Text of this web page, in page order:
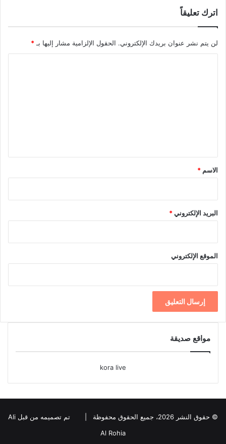
اترك تعليقاً
لن يتم نشر عنوان بريدك الإلكتروني. الحقول الإلزامية مشار إليها بـ *
*
الاسم *
البريد الإلكتروني*
الموقع الإلكتروني
مواقع صديقة
kora live
© حقوق النشر 2026، جميع الحقوق محفوظة |
تم تصميمه من قبل Ali
Al Rohia